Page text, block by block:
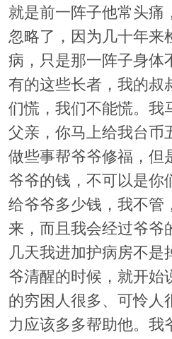
就是前一阵子他常头痛
忽略了，因为几十年来
病，只是那一阵子身体
有的这些长者，我的叔
们慌，我们不能慌。我
父亲，你马上给我台币
做些事帮爷爷修福，但
爷爷的钱，不可以是你
给爷爷多少钱，我不管
来，而且我会经过爷爷
几天我进加护病房不是
爷清醒的时候，就开始
的穷困人很多、可怜人
力应该多多帮助他。我